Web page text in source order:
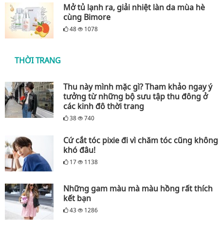
Mở tủ lạnh ra, giải nhiệt làn da mùa hè
cùng Bimore
48 1078
THỜI TRANG
Thu này mình mặc gì? Tham khảo ngay ý
tưởng từ những bộ sưu tập thu đông ở
các kinh đô thời trang
38 740
Cứ cắt tóc pixie đi vì chăm tóc cũng không
khó đâu!
17 1138
Những gam màu mà màu hồng rất thích
kết bạn
43 1286